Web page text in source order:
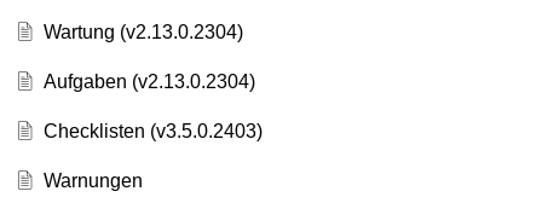
Wartung (v2.13.0.2304)
Aufgaben (v2.13.0.2304)
Checklisten (v3.5.0.2403)
Warnungen